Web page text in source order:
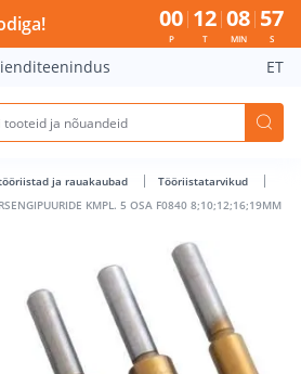
5 OSA F0840 8;10;12;16;19MM -
00
P
12
T
08
MIN
56
S
ET
ja rauakaubad
Tööriistatarvikud
KMPL. 5 OSA F0840 8;10;12;16;19MM